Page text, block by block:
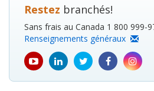
Restez branchés!
Sans frais au Canada 1 800 999-
Renseignements généraux
youtube
icon
Linkedin
icon
Twitter
icon
Facebook
icon
icon